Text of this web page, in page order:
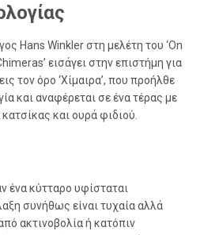
Hans Winkler στη μελέτη του ‘On
εισάγει στην επιστήμη για
τον όρο ‘Χίμαιρα’, που προήλθε
και αναφέρεται σε ένα τέρας με
και ουρά φιδιού.
ένα κύτταρο υφίσταται
συνήθως είναι τυχαία αλλά
ακτινοβολία ή κατόπιν